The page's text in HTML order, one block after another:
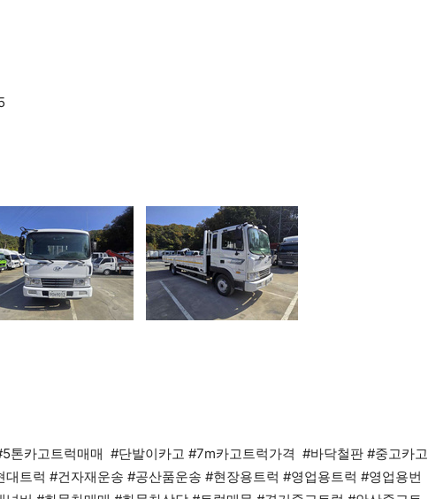
톤카고트럭매매 #단발이카고 #7m카고트럭가격 #바닥철판 #중고카고
트럭 #건자재운송 #공산품운송 #현장용트럭 #영업용트럭 #영업용번